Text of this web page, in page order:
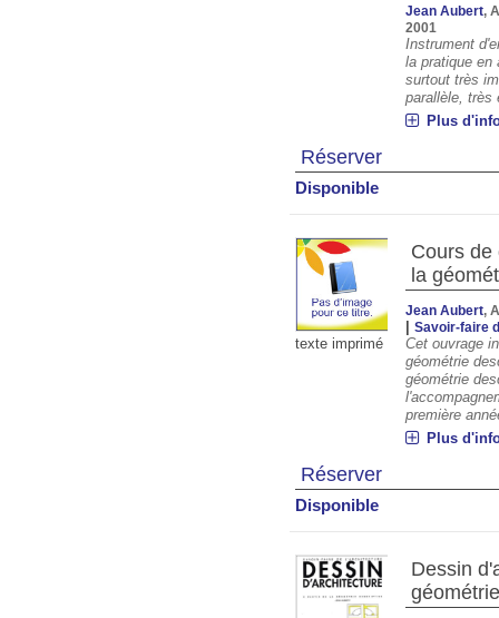
Jean Aubert,
2001
Instrument
la pratique en
surtout très
parallèle, très
Plus
Réserver
Disponible
texte imprimé
Cours de
la
Jean Aubert,
|Savoir-faire
Cet ouvrage
géométrie
géométrie
première
Plus
Réserver
Disponible
Dessin